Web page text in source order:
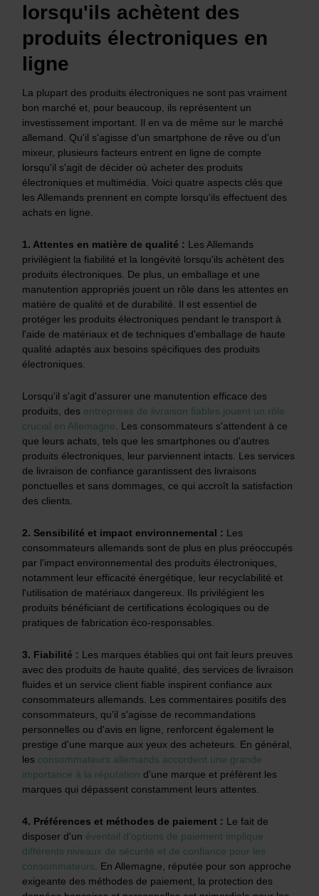
lorsqu'ils achètent des
produits électroniques en
ligne
La plupart des produits électroniques ne sont pas vraiment
bon marché et, pour beaucoup, ils représentent un
investissement important. Il en va de même sur le marché
allemand. Qu'il s'agisse d'un smartphone de rêve ou d'un
mixeur, plusieurs facteurs entrent en ligne de compte
lorsqu'il s'agit de décider où acheter des produits
électroniques et multimédia. Voici quatre aspects clés que
les Allemands prennent en compte lorsqu'ils effectuent des
achats en ligne.
1. Attentes en matière de qualité : Les Allemands
privilégient la fiabilité et la longévité lorsqu'ils achètent des
produits électroniques. De plus, un emballage et une
manutention appropriés jouent un rôle dans les attentes en
matière de qualité et de durabilité. Il est essentiel de
protéger les produits électroniques pendant le transport à
l'aide de matériaux et de techniques d'emballage de haute
qualité adaptés aux besoins spécifiques des produits
électroniques.
Lorsqu'il s'agit d'assurer une manutention efficace des
produits, des entreprises de livraison fiables jouent un rôle
crucial en Allemagne . Les consommateurs s'attendent à ce
que leurs achats, tels que les smartphones ou d'autres
produits électroniques, leur parviennent intacts. Les services
de livraison de confiance garantissent des livraisons
ponctuelles et sans dommages, ce qui accroît la satisfaction
des clients.
2. Sensibilité et impact environnemental : Les
consommateurs allemands sont de plus en plus préoccupés
par l'impact environnemental des produits électroniques,
notamment leur efficacité énergétique, leur recyclabilité et
l'utilisation de matériaux dangereux. Ils privilégient les
produits bénéficiant de certifications écologiques ou de
pratiques de fabrication éco-responsables.
3. Fiabilité : Les marques établies qui ont fait leurs preuves
avec des produits de haute qualité, des services de livraison
fluides et un service client fiable inspirent confiance aux
consommateurs allemands. Les commentaires positifs des
consommateurs, qu'il s'agisse de recommandations
personnelles ou d'avis en ligne, renforcent également le
prestige d'une marque aux yeux des acheteurs. En général,
les consommateurs allemands accordent une grande
importance à la réputation d'une marque et préfèrent les
marques qui dépassent constamment leurs attentes.
4. Préférences et méthodes de paiement : Le fait de
disposer d'un éventail d'options de paiement implique
différents niveaux de sécurité et de confiance pour les
consommateurs . En Allemagne, réputée pour son approche
exigeante des méthodes de paiement, la protection des